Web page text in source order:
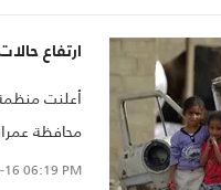
ارتفاع
أعلنت
محافظة
المستمر منذ
16 06:19 PM